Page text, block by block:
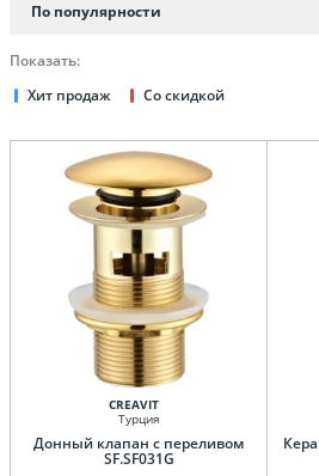
По популярности
Показать:
Хит продаж
Со скидкой
CREAVIT
Турция
Донный клапан с переливом
SF.SF031G